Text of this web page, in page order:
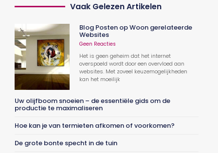
Vaak Gelezen Artikelen
Blog Posten op Woon gerelateerde
Websites
Geen Reacties
Het is geen geheim dat het internet
overspoeld wordt door een overvloed aan
websites. Met zoveel keuzemogelijkheden
kan het moeilijk
Uw olijfboom snoeien – de essentiële gids om de
productie te maximaliseren
Hoe kan je van termieten afkomen of voorkomen?
De grote bonte specht in de tuin